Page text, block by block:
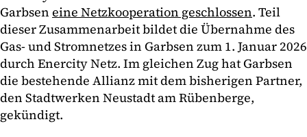
Garbsen eine Netzkooperation geschlossen. Teil
dieser Zusammenarbeit bildet die Übernahme des
Gas- und Stromnetzes in Garbsen zum 1. Januar 2026
durch Enercity Netz. Im gleichen Zug hat Garbsen
die bestehende Allianz mit dem bisherigen Partner,
den Stadtwerken Neustadt am Rübenberge,
gekündigt.